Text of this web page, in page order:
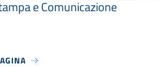
e Comunicazione